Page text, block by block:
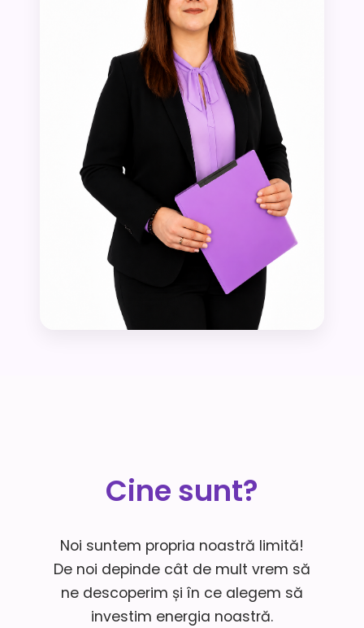
Cine sunt?
Noi suntem propria noastră limită!
De noi depinde cât de mult vrem să
ne descoperim și în ce alegem să
investim energia noastră.